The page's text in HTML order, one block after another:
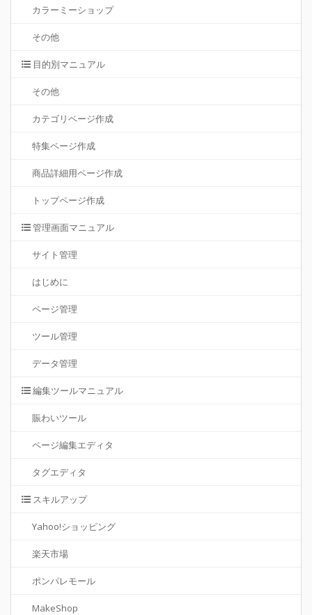
カラーミーショップ
その他
目的別マニュアル
その他
カテゴリページ作成
特集ページ作成
商品詳細用ページ作成
トップページ作成
管理画面マニュアル
サイト管理
はじめに
ページ管理
ツール管理
データ管理
編集ツールマニュアル
賑わいツール
ページ編集エディタ
タグエディタ
スキルアップ
Yahoo!ショッピング
楽天市場
ポンパレモール
MakeShop